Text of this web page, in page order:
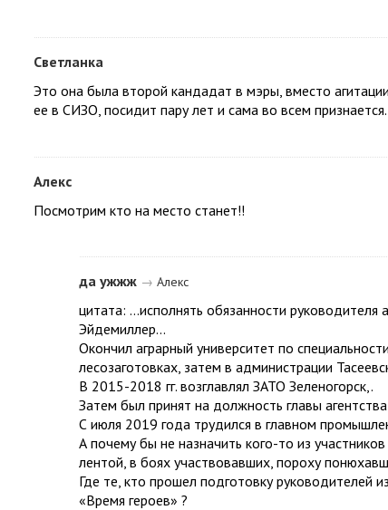
Светланка
Это она была второй кандадат в мэры, вместо
ее в СИЗО, посидит пару лет и сама во всем признается.
Алекс
Посмотрим кто на место станет!!
да ужжж → Алекс
цитата: ...исполнять обязанности
Эйдемиллер...
Окончил аграрный университет по
лесозаготовках, затем в администрации
В 2015-2018 гг. возглавлял ЗАТО Зеленогорск,.
Затем был принят на должность главы
С июля 2019 года трудился в главном
А почему бы не назначить кого-то из
лентой, в боях участвовавших, пороху
Где те, кто прошел подготовку руководителей
«Время героев» ?